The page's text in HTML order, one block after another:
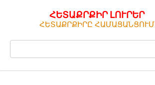
ՀԵՏԱՔՐՔԻՐ ԼՈՒՐԵՐ
ՀԵՏԱՔՐՔԻՐԸ ՀԱՄԱՑԱՆՑՈՒՄ
Поиск: